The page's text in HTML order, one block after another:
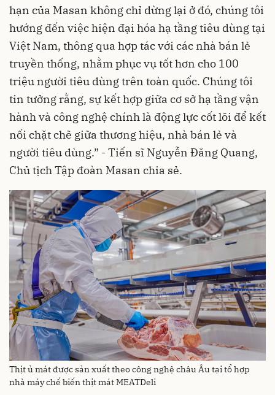
hạn của Masan không chỉ dừng lại ở đó, chúng tôi
hướng đến việc hiện đại hóa hạ tầng tiêu dùng tại
Việt Nam, thông qua hợp tác với các nhà bán lẻ
truyền thống, nhằm phục vụ tốt hơn cho 100
triệu người tiêu dùng trên toàn quốc. Chúng tôi
tin tưởng rằng, sự kết hợp giữa cơ sở hạ tầng vận
hành và công nghệ chính là động lực cốt lõi để kết
nối chặt chẽ giữa thương hiệu, nhà bán lẻ và
người tiêu dùng.” - Tiến sĩ Nguyễn Đăng Quang,
Chủ tịch Tập đoàn Masan chia sẻ.
Thịt ủ mát được sản xuất theo công nghệ châu Âu tại tổ hợp
nhà máy chế biến thịt mát MEATDeli